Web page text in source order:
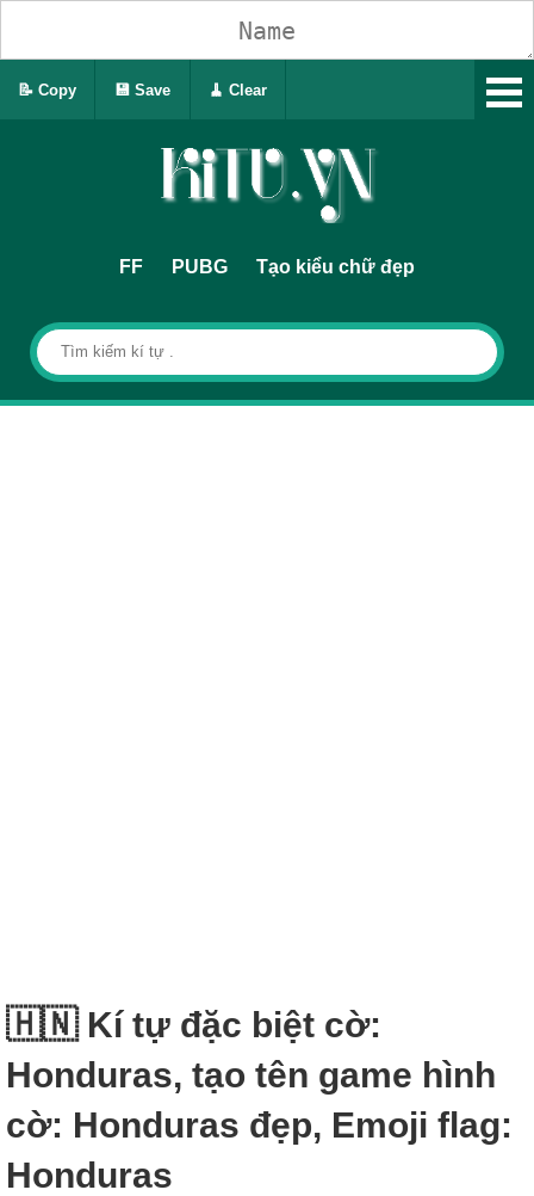
FF PUBG Tạo kiểu chữ đẹp
🇭🇳 Kí tự đặc biệt cờ:
Honduras, tạo tên game hình
cờ: Honduras đẹp, Emoji flag:
Honduras
📝 Copy 💾 Save 🧹 Clear